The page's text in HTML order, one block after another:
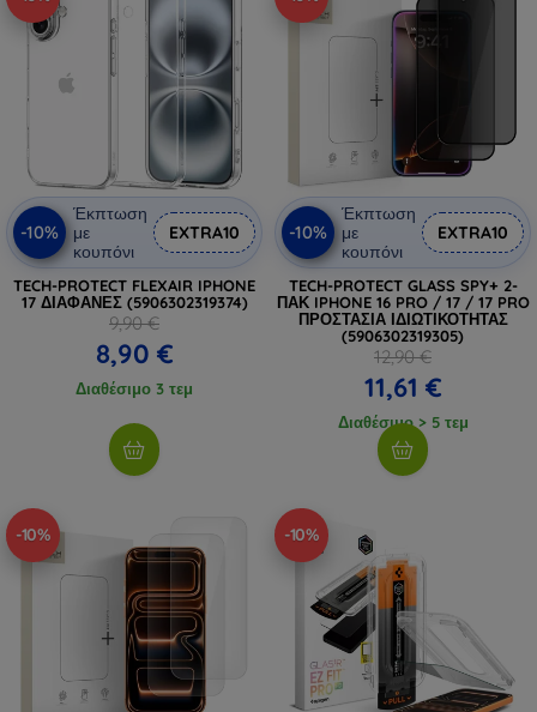
-10%
Έκπτωση
με
κουπόνι
EXTRA10
TECH-PROTECT FLEXAIR IPHONE
17 ΔΙΑΦΑΝΕΣ (5906302319374)
9,90 €
8,90 €
Διαθέσιμο 3 τεμ
-10%
Έκπτωση
με
κουπόνι
EXTRA10
TECH-PROTECT GLASS SPY+ 2-
ΠΑΚ IPHONE 16 PRO / 17 / 17 PRO
ΠΡΟΣΤΑΣΙΑ ΙΔΙΩΤΙΚΟΤΗΤΑΣ
(5906302319305)
12,90 €
11,61 €
Διαθέσιμο > 5 τεμ
-10% -10%